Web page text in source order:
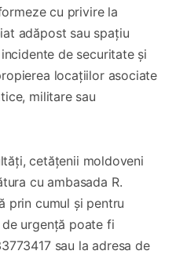
cu privire la
adăpost sau spațiu
de securitate și
locațiilor asociate
militare sau
cetățenii moldoveni
cu ambasada R.
prin cumul și pentru
urgență poate fi
sau la adresa de